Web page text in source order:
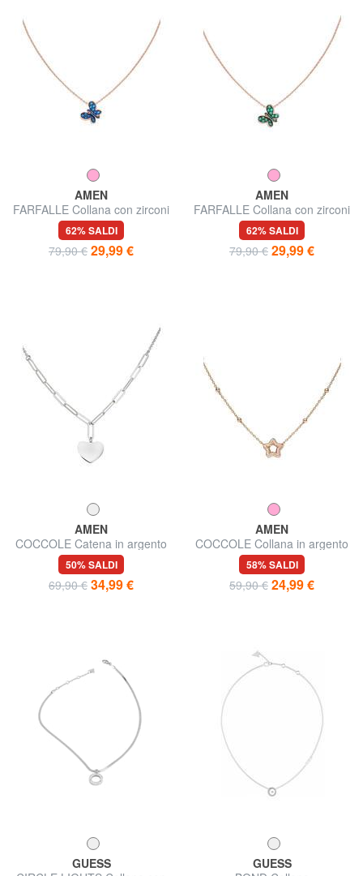
AMEN
FARFALLE Collana con zirconi
blu
62% SALDI
79,90 € 29,99 €
AMEN
FARFALLE Collana con zirconi
verdi
62% SALDI
79,90 € 29,99 €
AMEN
COCCOLE Catena in argento
rodiato con cuore
50% SALDI
69,90 € 34,99 €
AMEN
COCCOLE Collana in argento
con stella
58% SALDI
59,90 € 24,99 €
GUESS
GUESS